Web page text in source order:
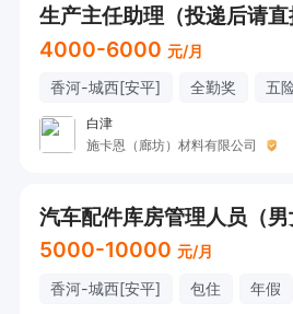
生产主任助理（投递后请直
4000-6000 元/月
香河-城西[安平] 全勤奖 五
白津
施卡恩（廊坊）材料有限公司
汽车配件库房管理人员（男
5000-10000 元/月
香河-城西[安平] 包住 年假